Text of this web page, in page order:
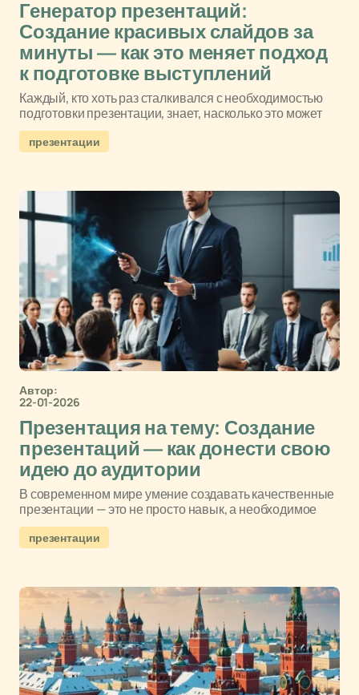
Генератор презентаций:
Создание красивых слайдов за
минуты — как это меняет подход
к подготовке выступлений
Каждый, кто хоть раз сталкивался с необходимостью
подготовки презентации, знает, насколько это может
презентации
Автор:
22-01-2026
Презентация на тему: Создание
презентаций — как донести свою
идею до аудитории
В современном мире умение создавать качественные
презентации — это не просто навык, а необходимое
презентации